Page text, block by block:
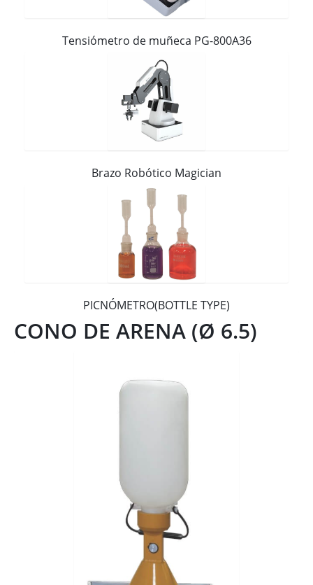
Tensiómetro de muñeca PG-800A36
Brazo Robótico Magician
PICNÓMETRO(BOTTLE TYPE)
CONO DE ARENA (Ø 6.5)